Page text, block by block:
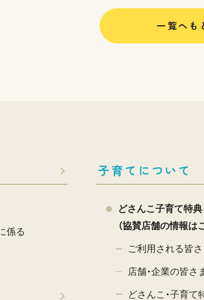
一覧へも
係る
子育てについて
どさんこ子育て特典
（協賛店舗の情報は
ご利用される皆
店舗・企業の皆さ
どさんこ・子育て